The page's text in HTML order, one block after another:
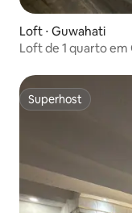
Loft ⋅ Guwahati
Loft de 1 quarto
Superhost
Superhost